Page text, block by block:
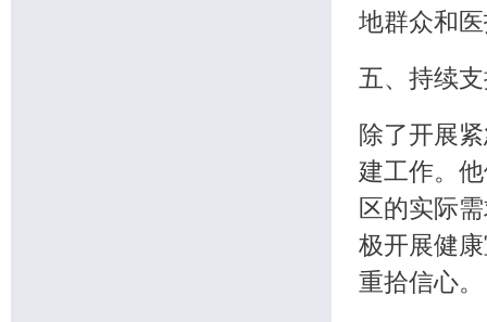
地群众和
五、持续
除了开展
建工作。
区的实际
极开展健
重拾信心。